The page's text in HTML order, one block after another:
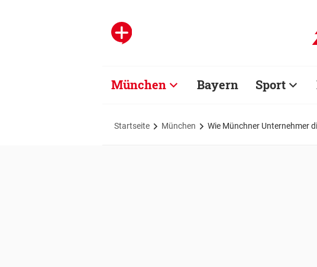
München Bayern Sport
Startseite München Wie Münchner Unternehmer